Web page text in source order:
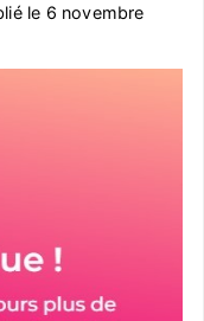
le 6 novembre